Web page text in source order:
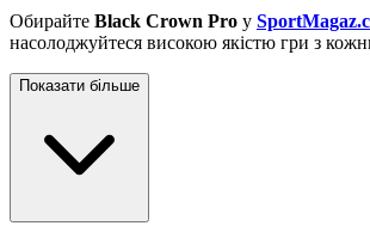
Обирайте Black Crown Pro у
насолоджуйтеся високою якістю гри з
Показати більше